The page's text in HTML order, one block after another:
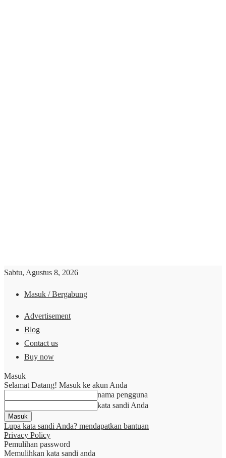
Sabtu, Agustus 8, 2026
Masuk / Bergabung
Advertisement
Blog
Contact us
Buy now
Masuk
Selamat Datang! Masuk ke akun Anda
nama pengguna
kata sandi Anda
Lupa kata sandi Anda? mendapatkan bantuan
Privacy Policy
Pemulihan password
Memulihkan kata sandi anda